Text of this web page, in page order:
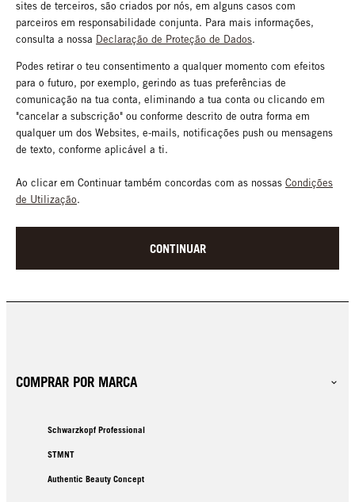
sites de terceiros, são criados por nós, em alguns casos com
parceiros em responsabilidade conjunta. Para mais informações,
consulta a nossa Declaração de Proteção de Dados.
Podes retirar o teu consentimento a qualquer momento com efeitos
para o futuro, por exemplo, gerindo as tuas preferências de
comunicação na tua conta, eliminando a tua conta ou clicando em
"cancelar a subscrição" ou conforme descrito de outra forma em
qualquer um dos Websites, e-mails, notificações push ou mensagens
de texto, conforme aplicável a ti.
Ao clicar em Continuar também concordas com as nossas Condições
de Utilização.
CONTINUAR
COMPRAR POR MARCA
Schwarzkopf Professional
STMNT
Authentic Beauty Concept